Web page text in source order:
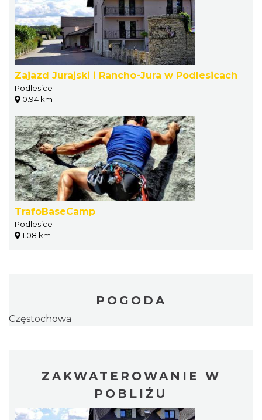
Zajazd Jurajski i Rancho-Jura w Podlesicach
Podlesice
0.94 km
TrafoBaseCamp
Podlesice
1.08 km
POGODA
Częstochowa
ZAKWATEROWANIE W
POBLIŻU